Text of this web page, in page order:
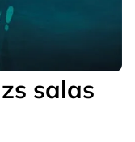
salas